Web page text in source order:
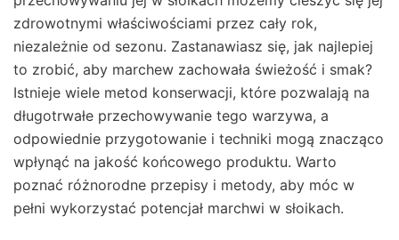
zdrowotnymi właściwościami przez cały rok,
niezależnie od sezonu. Zastanawiasz się, jak najlepiej
to zrobić, aby marchew zachowała świeżość i smak?
Istnieje wiele metod konserwacji, które pozwalają na
długotrwałe przechowywanie tego warzywa, a
odpowiednie przygotowanie i techniki mogą znacząco
wpłynąć na jakość końcowego produktu. Warto
poznać różnorodne przepisy i metody, aby móc w
pełni wykorzystać potencjał marchwi w słoikach.